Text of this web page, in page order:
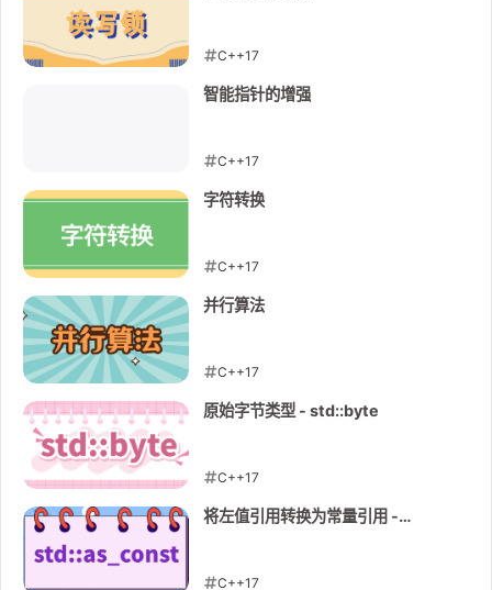
C++17
2026-05-12
智能指针的增强
C++17
2026-05-12
字符转换
C++17
2026-05-11
并行算法
C++17
2026-05-10
原始字节类型 - std::byte
C++17
2026-05-10
将左值引用转换为常量引用 -
C++17